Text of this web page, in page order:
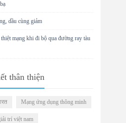
dầu cùng giảm
mạng khi đi bộ qua đường ray tàu
thân thiện
Mạng ứng dụng thông minh
trí việt nam